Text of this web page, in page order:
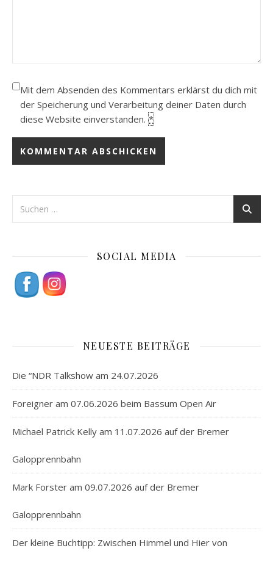
Mit dem Absenden des Kommentars erklärst du dich mit
der Speicherung und Verarbeitung deiner Daten durch
diese Website einverstanden. *
SOCIAL MEDIA
NEUESTE BEITRÄGE
Die “NDR Talkshow am 24.07.2026
Foreigner am 07.06.2026 beim Bassum Open Air
Michael Patrick Kelly am 11.07.2026 auf der Bremer
Galopprennbahn
Mark Forster am 09.07.2026 auf der Bremer
Galopprennbahn
Der kleine Buchtipp: Zwischen Himmel und Hier von